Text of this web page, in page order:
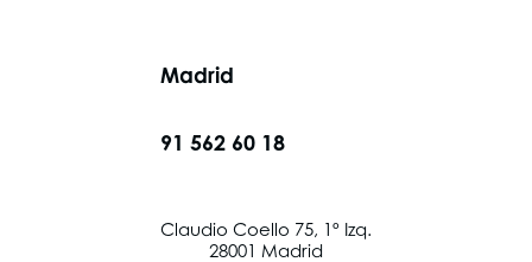
Madrid
91 562 60 18
Claudio Coello 75, 1º Izq.
28001 Madrid